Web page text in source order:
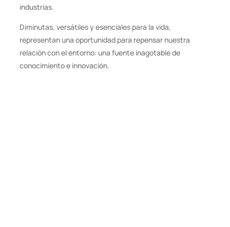
industrias.
Diminutas, versátiles y esenciales para la vida,
representan una oportunidad para repensar nuestra
relación con el entorno: una fuente inagotable de
conocimiento e innovación.